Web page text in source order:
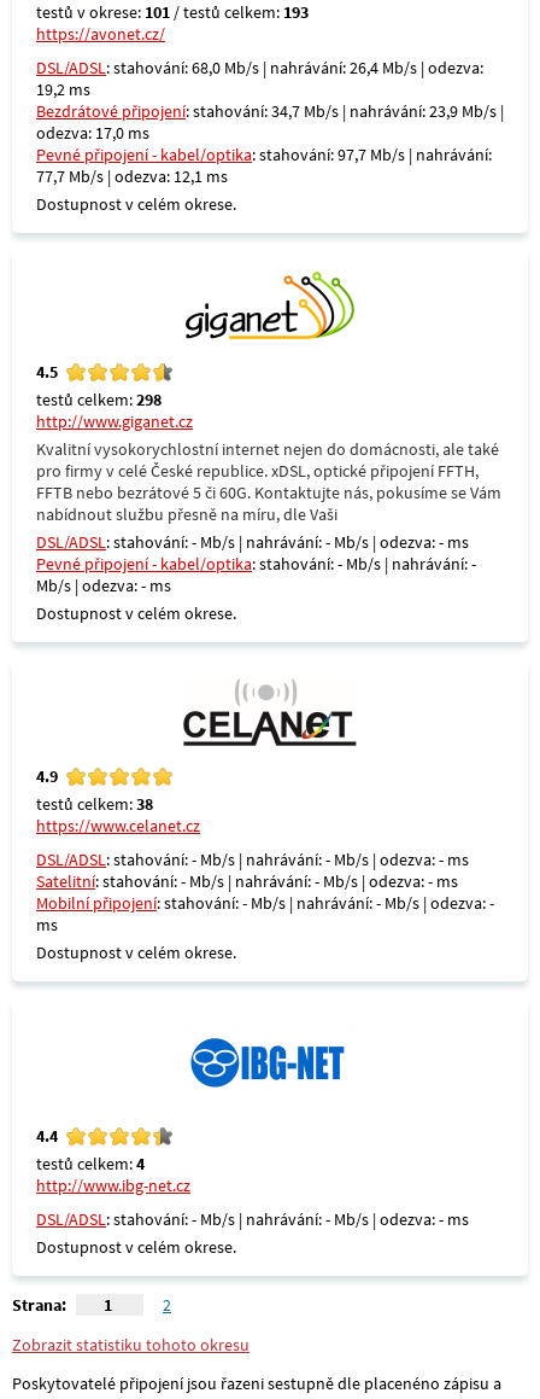
testů v okrese: 101 / testů celkem: 193
https://avonet.cz/
DSL/ADSL: stahování: 68,0 Mb/s | nahrávání: 26,4 Mb/s | odezva:
19,2 ms
Bezdrátové připojení: stahování: 34,7 Mb/s | nahrávání: 23,9 Mb/s |
odezva: 17,0 ms
Pevné připojení - kabel/optika: stahování: 97,7 Mb/s | nahrávání:
77,7 Mb/s | odezva: 12,1 ms
Dostupnost v celém okrese.
4.5
testů celkem:298
http://www.giganet.cz
Kvalitní vysokorychlostní internet nejen do domácnosti, ale také
pro firmy v celé České republice. xDSL, optické připojení FFTH,
FFTB nebo bezrátové 5 či 60G. Kontaktujte nás, pokusíme se Vám
nabídnout službu přesně na míru, dle Vaši
DSL/ADSL: stahování: - Mb/s | nahrávání: - Mb/s | odezva: - ms
Pevné připojení - kabel/optika: stahování: - Mb/s | nahrávání: -
Mb/s | odezva: - ms
Dostupnost v celém okrese.
4.9
testů celkem:38
https://www.celanet.cz
DSL/ADSL: stahování: - Mb/s | nahrávání: - Mb/s | odezva: - ms
Satelitní: stahování: - Mb/s | nahrávání: - Mb/s | odezva: - ms
Mobilní připojení: stahování: - Mb/s | nahrávání: - Mb/s | odezva: -
ms
Dostupnost v celém okrese.
4.4
testů celkem:4
http://www.ibg-net.cz
DSL/ADSL: stahování: - Mb/s | nahrávání: - Mb/s | odezva: - ms
Dostupnost v celém okrese.
Strana: 1
2
Zobrazit statistiku tohoto okresu
Poskytovatelé připojení jsou řazeni sestupně dle placenéno zápisu a